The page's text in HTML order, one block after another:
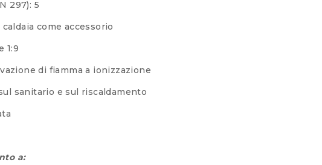
297): 5
come accessorio
1:9
di fiamma a ionizzazione
sanitario e sul riscaldamento
a: